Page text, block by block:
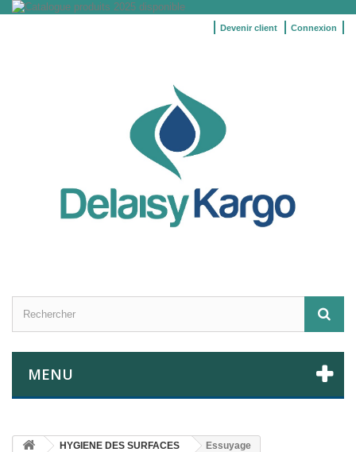
Connexion
Devenir client
MENU
HYGIENE DES SURFACES Essuyage